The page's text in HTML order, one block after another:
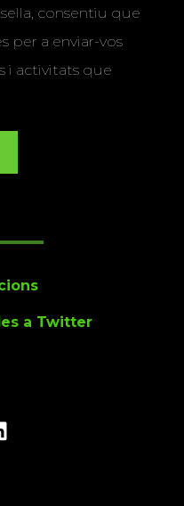
consentiu que
per a enviar-vos
i activitats que
a Twitter